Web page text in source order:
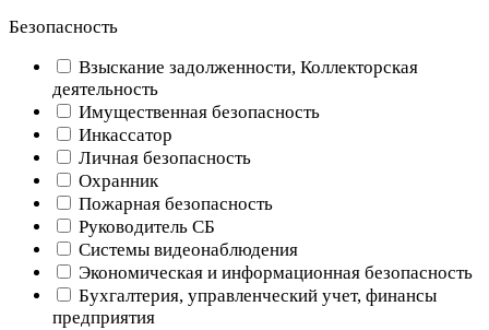
Безопасность
Взыскание задолженности, Коллекторская
деятельность
Имущественная безопасность
Инкассатор
Личная безопасность
Охранник
Пожарная безопасность
Руководитель СБ
Системы видеонаблюдения
Экономическая и информационная безопасность
Бухгалтерия, управленческий учет, финансы
предприятия